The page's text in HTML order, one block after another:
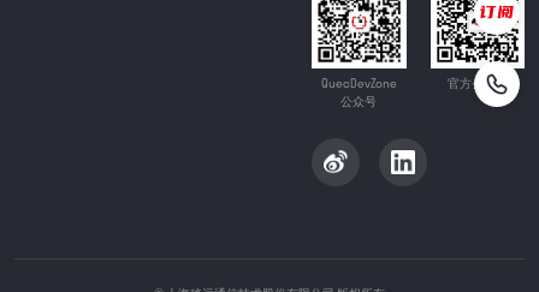
QuecDevZone
公众号
官方公众号